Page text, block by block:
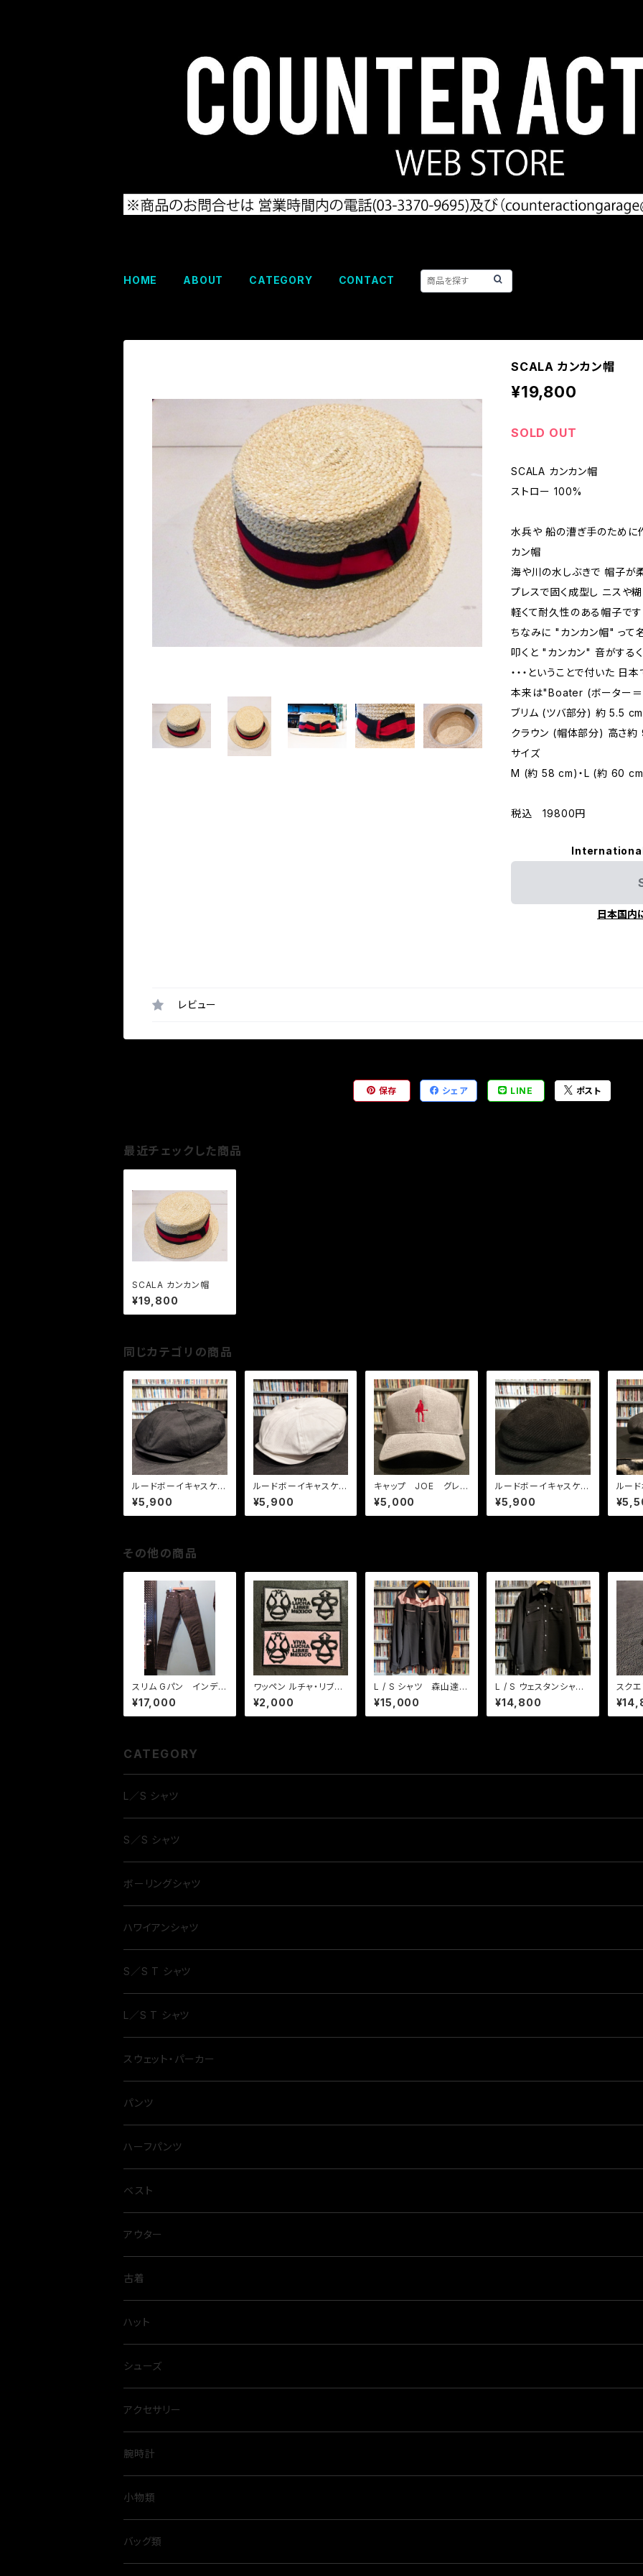
HOME ABOUT CATEGORY CONTACT
SCALA カンカン帽
¥19,800
SOLD OUT
SCALA カンカン帽
ストロー 100%
水兵や 船の漕ぎ手のために
カン帽
海や川の水しぶきで 帽子が
プレスで固く成型し ニスや
軽くて耐久性のある帽子です
ちなみに "カンカン帽" って
叩くと "カンカン" 音がする
・・・ということで付いた
本来は"Boater (ボーター＝
ブリム (ツバ部分) 約 5.5 cm
クラウン (帽体部分) 高さ約
サイズ
M (約 58 cm)・L (約 60
税込 19800円
日本国内
レビュー
保存 シェア LINE ポスト
最近チェックした商品
SCALA カンカン帽
¥19,800
同じカテゴリの商品
ルードボーイキャスケッ
ト ブラック
¥5,900
ルードボーイキャスケッ
ト ホワイト
¥5,900
キャップ JOE グレー
/ ワイン
¥5,000
ルードボーイキャスケッ
ト コーデュロイ ブラッ
ク
¥5,900
ルー
ト メ
その他の商品
スリム Gパン インディ
ゴデニム
¥17,000
ワッペン ルチャ・リブレ
セット
¥2,000
L / S シャツ 森山達也
モデル ヒビヤナイト
BK / PK
¥15,000
L / S ウェスタンシャ
ツ ブラック
¥14,800
スク
ーコ
CATEGORY
L／S シャツ
S／S シャツ
ボーリングシャツ
ハワイアンシャツ
S／S T シャツ
L／S T シャツ
スウェット・パーカー
パンツ
ハーフパンツ
ベスト
アウター
古着
ハット
シューズ
アクセサリー
腕時計
小物類
バッグ類